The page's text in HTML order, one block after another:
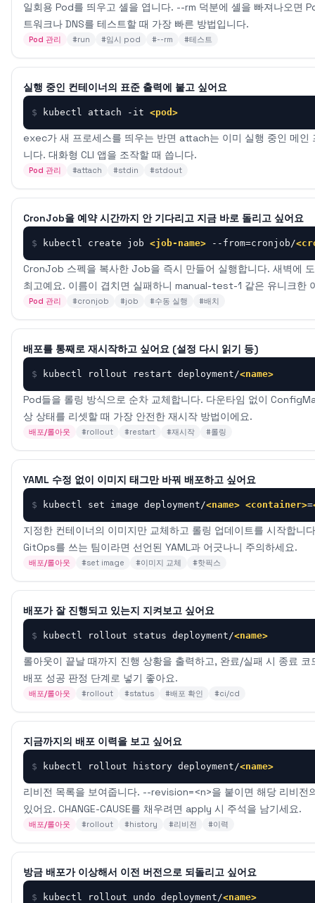
일회용 Pod를 띄우고 셸을 엽니다. --rm 덕분에 셸을 빠져나오면
트워크나 DNS를 테스트할 때 가장 빠른 방법입니다.
Pod 관리 #run #임시 pod #--rm #테스트
실행 중인 컨테이너의 표준 출력에 붙고 싶어요
$ kubectl attach -it <pod>
exec가 새 프로세스를 띄우는 반면 attach는 이미 실행 중인 메
니다. 대화형 CLI 앱을 조작할 때 씁니다.
Pod 관리 #attach #stdin #stdout
CronJob을 예약 시간까지 안 기다리고 지금 바로 돌리고 싶어요
$ kubectl create job <job-name> --from=cronjob/
CronJob 스펙을 복사한 Job을 즉시 만들어 실행합니다. 새벽에
최고예요. 이름이 겹치면 실패하니 manual-test-1 같은 유니크한
Pod 관리 #cronjob #job #수동 실행 #배치
배포를 통째로 재시작하고 싶어요 (설정 다시 읽기 등)
$ kubectl rollout restart deployment/<name>
Pod들을 롤링 방식으로 순차 교체합니다. 다운타임 없이
상 상태를 리셋할 때 가장 안전한 재시작 방법이에요.
배포/롤아웃 #rollout #restart #재시작 #롤링
YAML 수정 없이 이미지 태그만 바꿔 배포하고 싶어요
$ kubectl set image deployment/<name> <container>=
지정한 컨테이너의 이미지만 교체하고 롤링 업데이트를 시작합니
GitOps를 쓰는 팀이라면 선언된 YAML과 어긋나니 주의하세요.
배포/롤아웃 #set image #이미지 교체 #핫픽스
배포가 잘 진행되고 있는지 지켜보고 싶어요
$ kubectl rollout status deployment/<name>
롤아웃이 끝날 때까지 진행 상황을 출력하고, 완료/실패 시 종료
배포 성공 판정 단계로 넣기 좋아요.
배포/롤아웃 #rollout #status #배포 확인 #ci/cd
지금까지의 배포 이력을 보고 싶어요
$ kubectl rollout history deployment/<name>
리비전 목록을 보여줍니다. --revision=<n>을 붙이면 해당 리비전
있어요. CHANGE-CAUSE를 채우려면 apply 시 주석을 남기세요.
배포/롤아웃 #rollout #history #리비전 #이력
방금 배포가 이상해서 이전 버전으로 되돌리고 싶어요
$ kubectl rollout undo deployment/<name>